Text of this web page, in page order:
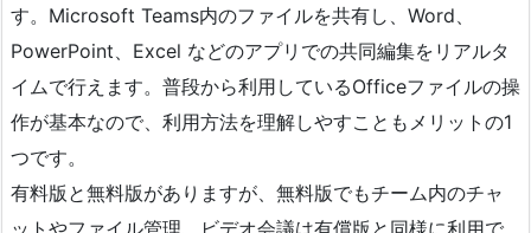
す。Microsoft Teams内のファイルを共有し、Word、
PowerPoint、Excel などのアプリでの共同編集をリアルタ
イムで行えます。普段から利用しているOfficeファイルの操
作が基本なので、利用方法を理解しやすこともメリットの1
つです。
有料版と無料版がありますが、無料版でもチーム内のチャ
ットやファイル管理、ビデオ会議は有償版と同様に利用で